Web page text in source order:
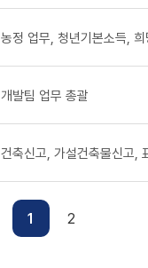
농정 업무, 청년기본소득,
개발팀 업무 총괄
건축신고, 가설건축물신고,
1 2